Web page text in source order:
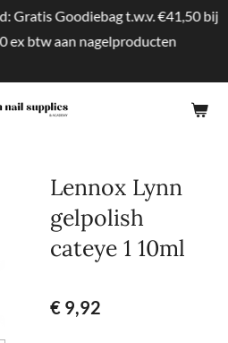
Gratis Goodiebag t.w.v. €41,50 bij
ex btw aan nagelproducten
Lennox Lynn
gelpolish
cateye 1 10ml
€ 9,92